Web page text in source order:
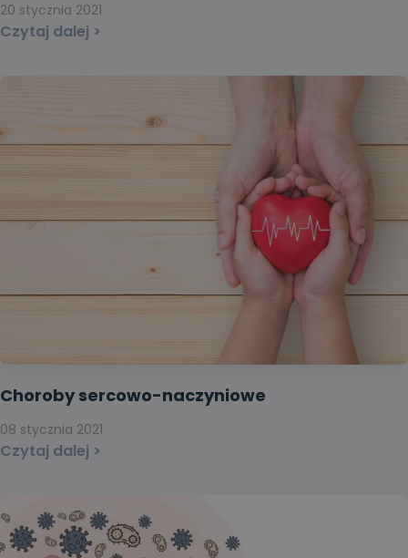
Czytaj dalej >
20 stycznia 2021
Choroby sercowo-naczyniowe
Czytaj dalej >
08 stycznia 2021